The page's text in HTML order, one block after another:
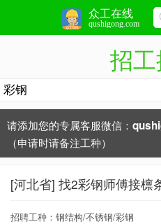
众工在线
qushigong.com
招
请添加您的专属客服微信：
（申请时请备注工种）
[河北省] 找2彩钢师傅接檩
招聘工种：钢结构/不锈钢/彩钢